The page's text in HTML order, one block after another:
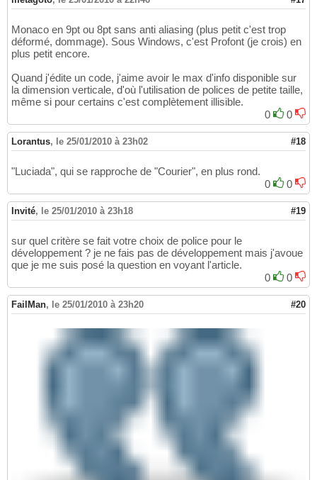
Monaco en 9pt ou 8pt sans anti aliasing (plus petit c'est trop
déformé, dommage). Sous Windows, c'est Profont (je crois) en
plus petit encore.
Quand j'édite un code, j'aime avoir le max d'info disponible sur
la dimension verticale, d'où l'utilisation de polices de petite taille,
même si pour certains c'est complètement illisible.
0
0
Lorantus, le 25/01/2010 à 23h02 #18
"Luciada", qui se rapproche de "Courier", en plus rond.
0
0
Invité, le 25/01/2010 à 23h18 #19
sur quel critère se fait votre choix de police pour le
développement ? je ne fais pas de développement mais j'avoue
que je me suis posé la question en voyant l'article.
0
0
FailMan, le 25/01/2010 à 23h20 #20